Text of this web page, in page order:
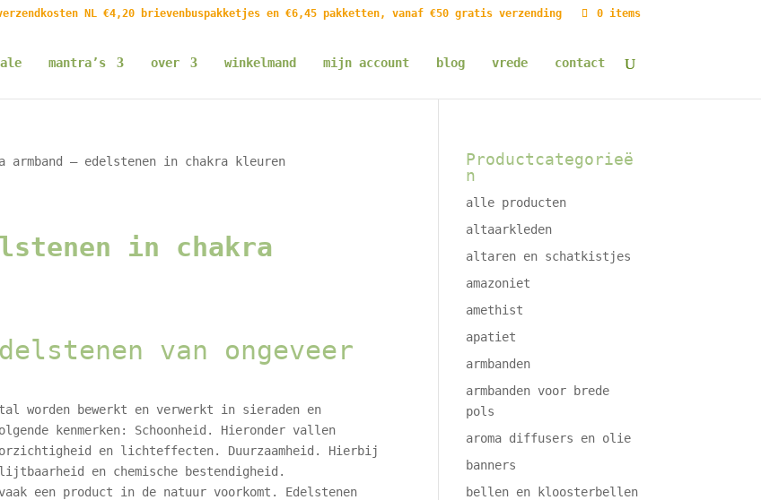
NL €4,20 brievenbuspakketjes en €6,45 pakketten, vanaf €50 gratis verzending 0 items
mantra’s over winkelmand mijn account blog vrede contact
armband – edelstenen in chakra kleuren
in chakra
van ongeveer
worden bewerkt en verwerkt in sieraden en
kenmerken: Schoonheid. Hieronder vallen
en lichteffecten. Duurzaamheid. Hierbij
en chemische bestendigheid.
een product in de natuur voorkomt. Edelstenen
Productcategorieë
n
alle producten
altaarkleden
altaren en schatkistjes
amazoniet
amethist
apatiet
armbanden
armbanden voor brede
pols
aroma diffusers en olie
banners
bellen en kloosterbellen